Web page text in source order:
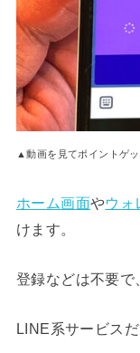
▲動画を見てポイントゲッ
ホーム画面やウォ
けます。
登録などは不要で
LINE系サービスだ